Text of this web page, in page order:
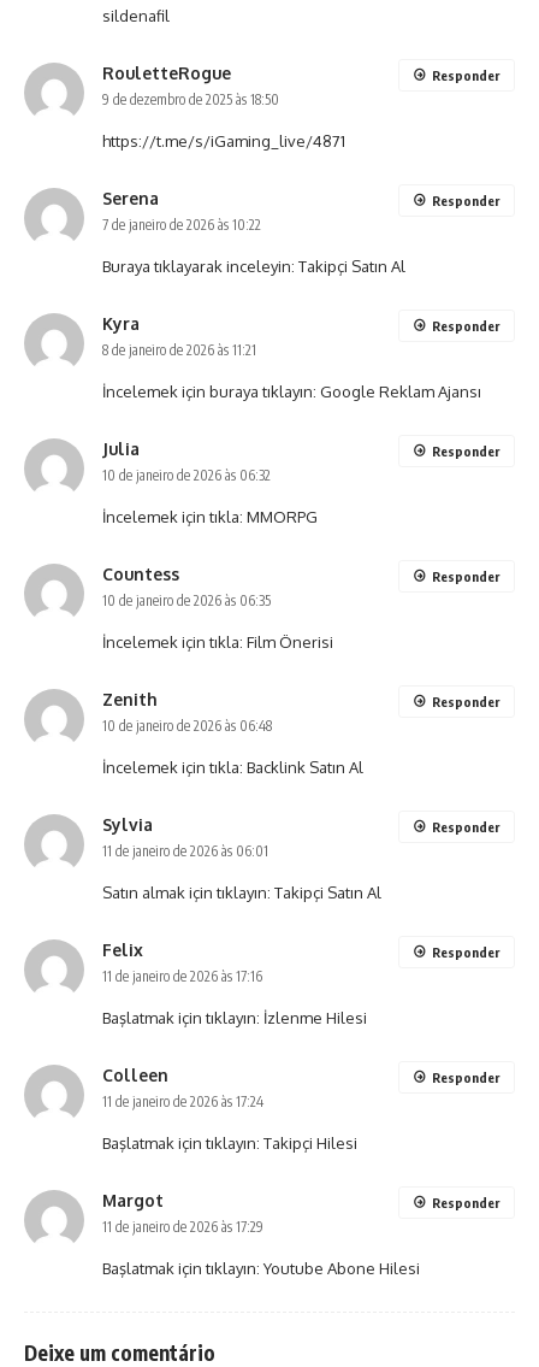
sildenafil
RouletteRogue
9 de dezembro de 2025 às 18:50
https://t.me/s/iGaming_live/4871
Responder
Serena
7 de janeiro de 2026 às 10:22
Buraya tıklayarak inceleyin: Takipçi Satın Al
Responder
Kyra
8 de janeiro de 2026 às 11:21
İncelemek için buraya tıklayın: Google Reklam Ajansı
Responder
Julia
10 de janeiro de 2026 às 06:32
İncelemek için tıkla: MMORPG
Responder
Countess
10 de janeiro de 2026 às 06:35
İncelemek için tıkla: Film Önerisi
Responder
Zenith
10 de janeiro de 2026 às 06:48
İncelemek için tıkla: Backlink Satın Al
Responder
Sylvia
11 de janeiro de 2026 às 06:01
Satın almak için tıklayın: Takipçi Satın Al
Responder
Felix
11 de janeiro de 2026 às 17:16
Başlatmak için tıklayın: İzlenme Hilesi
Responder
Colleen
11 de janeiro de 2026 às 17:24
Başlatmak için tıklayın: Takipçi Hilesi
Responder
Margot
11 de janeiro de 2026 às 17:29
Başlatmak için tıklayın: Youtube Abone Hilesi
Responder
Deixe um comentário